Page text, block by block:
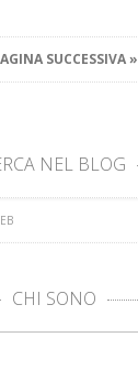
SUCCESSIVA »
NEL BLOG
CHI SONO